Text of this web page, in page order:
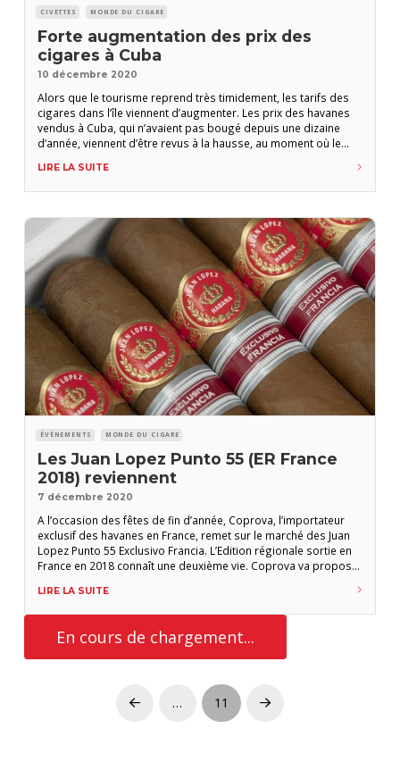
CIVETTES MONDE DU CIGARE
Forte augmentation des prix des
cigares à Cuba
10 décembre 2020
Alors que le tourisme reprend très timidement, les tarifs des
cigares dans l’île viennent d’augmenter. Les prix des havanes
vendus à Cuba, qui n’avaient pas bougé depuis une dizaine
d’année, viennent d’être revus à la hausse, au moment où le
réforme du système monétaire. Les augmentations sont très
LIRE LA SUITE
ÉVÉNEMENTS MONDE DU CIGARE
Les Juan Lopez Punto 55 (ER France
2018) reviennent
7 décembre 2020
A l’occasion des fêtes de fin d’année, Coprova, l’importateur
exclusif des havanes en France, remet sur le marché des Juan
Lopez Punto 55 Exclusivo Francia. L’Edition régionale sortie en
France en 2018 connaît une deuxième vie. Coprova va proposer
années de vieillissement. Les amateurs pourront ainsi
(re)découvrir ce cigare apprécié
LIRE LA SUITE
En cours de chargement...
… 11